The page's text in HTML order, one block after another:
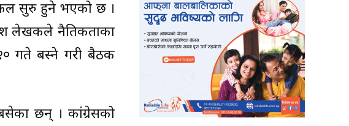
सुरु हुने भएको छ ।
लेखकले नैतिकताका
गते बस्ने गरी बैठक
छन् । कांग्रेसको